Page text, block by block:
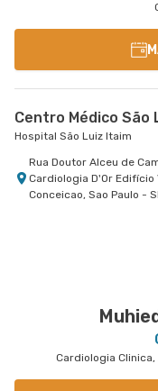
Centro Médico São
Hospital São Luiz Itaim
Rua Doutor Alceu de
Cardiologia D'Or Edifício
Conceicao, Sao Paulo -
Cardiologia